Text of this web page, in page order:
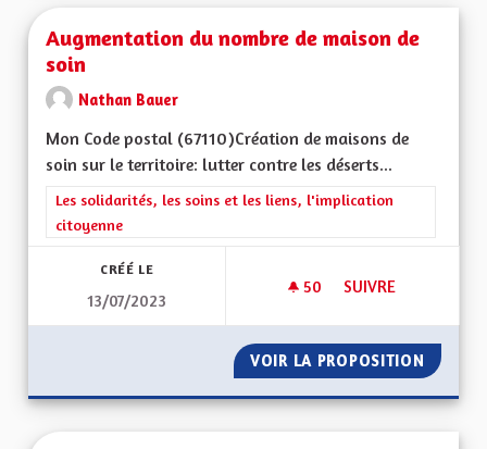
Augmentation du nombre de maison de
soin
Nathan Bauer
Mon Code postal (67110) Création de maisons de
soin sur le territoire: lutter contre les déserts...
Filtrer les résultats de la catégorie : Les solidarités, les soins
Les solidarités, les soins et les liens, l'implication
citoyenne
CRÉÉ LE
13/07/2023
50 50 ABONNÉS
SUIVRE
VOIR LA PROPOSITION